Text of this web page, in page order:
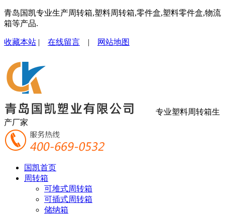
青岛国凯专业生产周转箱,塑料周转箱,零件盒,塑料零件盒,物流
箱等产品.
收藏本站 | 在线留言 | 网站地图
专业塑料周转箱生
产厂家
国凯首页
周转箱
可堆式周转箱
可插式周转箱
储纳箱